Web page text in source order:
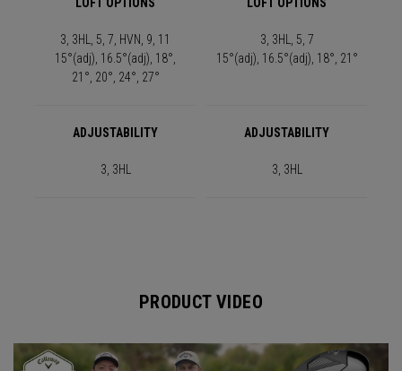
3, 3HL, 5, 7, HVN, 9, 11
15°(adj), 16.5°(adj), 18°,
21°, 20°, 24°, 27°
3, 3HL, 5, 7
15°(adj), 16.5°(adj), 18°, 21°
ADJUSTABILITY ADJUSTABILITY
3, 3HL 3, 3HL
PRODUCT VIDEO